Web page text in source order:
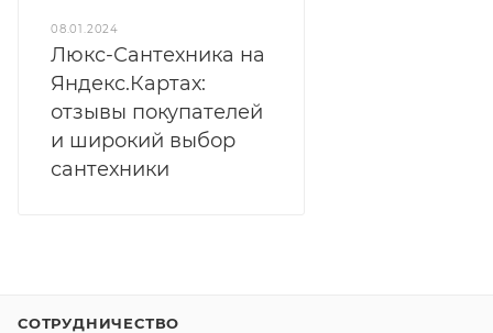
08.01.2024
Люкс-Сантехника на
Яндекс.Картах:
отзывы покупателей
и широкий выбор
сантехники
СОТРУДНИЧЕСТВО